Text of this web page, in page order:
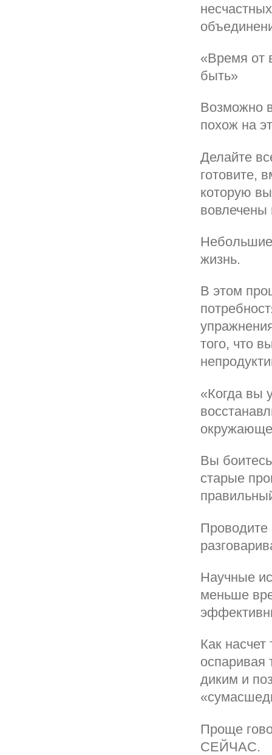
«Время от
быть»
Возможно
похож на
Делайте
готовите,
которую
вовлечены
жизнь.
В этом
того, что
«Когда вы
Вы
старые
Проводите
Научные
меньше
Как
оспаривая
диким и
Проще
СЕЙЧАС.